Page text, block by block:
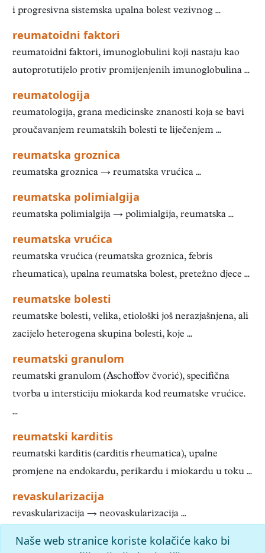
i progresivna sistemska upalna bolest vezivnog ...
reumatoidni faktori
reumatoidni faktori, imunoglobulini koji nastaju kao
autoprotutijelo protiv promijenjenih imunoglobulina ...
reumatologija
reumatologija, grana medicinske znanosti koja se bavi
proučavanjem reumatskih bolesti te liječenjem ...
reumatska groznica
reumatska groznica → reumatska vrućica ...
reumatska polimialgija
reumatska polimialgija → polimialgija, reumatska ...
reumatska vrućica
reumatska vrućica (reumatska groznica, febris
rheumatica), upalna reumatska bolest, pretežno djece ...
reumatske bolesti
reumatske bolesti, velika, etiološki još nerazjašnjena, ali
zacijelo heterogena skupina bolesti, koje ...
reumatski granulom
reumatski granulom (Aschoffov čvorić), specifična
tvorba u intersticiju miokarda kod reumatske vrućice.
...
reumatski karditis
reumatski karditis (carditis rheumatica), upalne
promjene na endokardu, perikardu i miokardu u toku ...
revaskularizacija
revaskularizacija → neovaskularizacija ...
Početak « 41 42 43 44 45 46 47 48 49 50
Naše web stranice koriste kolačiće kako bi